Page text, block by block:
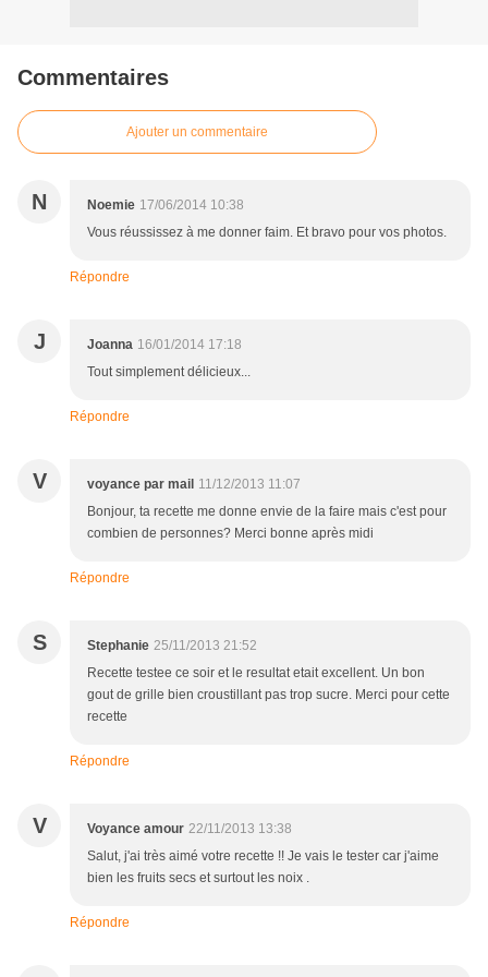
Commentaires
Ajouter un commentaire
N Noemie 17/06/2014 10:38
Vous réussissez à me donner faim. Et bravo pour vos photos.
Répondre
J Joanna 16/01/2014 17:18
Tout simplement délicieux...
Répondre
V voyance par mail 11/12/2013 11:07
Bonjour, ta recette me donne envie de la faire mais c'est pour
combien de personnes? Merci bonne après midi
Répondre
S Stephanie 25/11/2013 21:52
Recette testee ce soir et le resultat etait excellent. Un bon
gout de grille bien croustillant pas trop sucre. Merci pour cette
recette
Répondre
V Voyance amour 22/11/2013 13:38
Salut, j'ai très aimé votre recette !! Je vais le tester car j'aime
bien les fruits secs et surtout les noix .
Répondre